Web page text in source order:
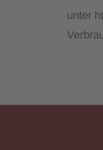
unter